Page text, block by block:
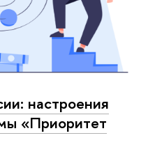
настроения
«Приоритет